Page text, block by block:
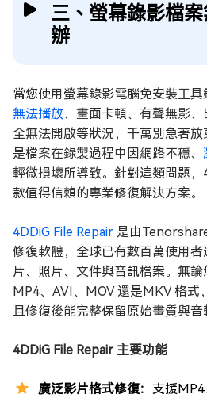
三、螢幕錄影檔
辦
當您使用螢幕錄影電腦免安裝工具
無法播放、畫面卡頓、有聲無影
全無法開啟等狀況，千萬別急著
是檔案在錄製過程中因網路不穩、
輕微損壞所導致。針對這類問題
款值得信賴的專業修復解決方案。
4DDiG File Repair 是由
修復軟體，全球已有數百萬使用
片、照片、文件與音訊檔案。無
MP4、AVI、MOV 還是MKV 格式
且修復後能完整保留原始畫質與音
4DDiG File Repair 主要功能
廣泛影片格式修復： 支援MP4